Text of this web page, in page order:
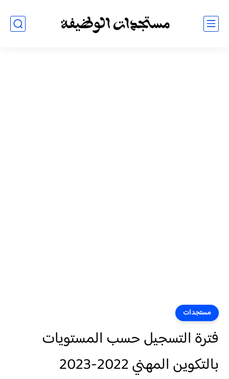
مستجدات
فترة التسجيل حسب المستويات
بالتكوين المهني 2022-2023